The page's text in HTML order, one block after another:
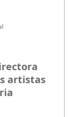
artistas